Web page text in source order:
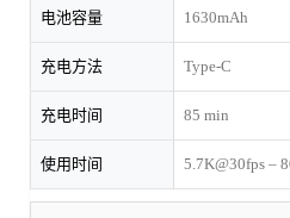
电池容量 1630mAh
充电方法 Type-C
充电时间 85 min
使用时间 5.7K@30fps –